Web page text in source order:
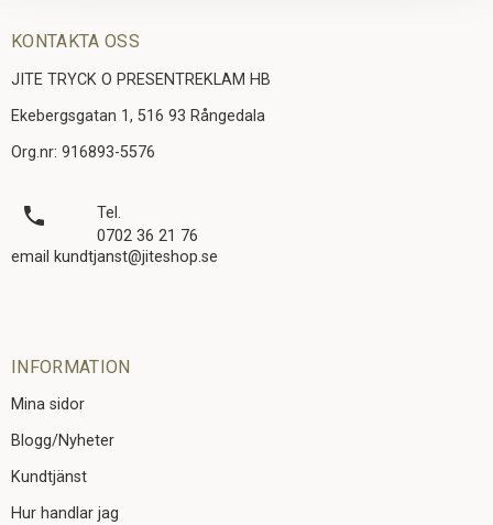
KONTAKTA OSS
JITE TRYCK O PRESENTREKLAM HB
Ekebergsgatan 1, 516 93 Rångedala
Org.nr: 916893-5576
local_phone
Tel.
0702 36 21 76
email kundtjanst@jiteshop.se
INFORMATION
Mina sidor
Blogg/Nyheter
Kundtjänst
Hur handlar jag